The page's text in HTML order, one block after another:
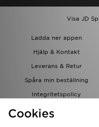
Visa JD
Ladda ner appen
Hjälp & Kontakt
Leverans & Retur
Spåra min beställning
Integritetspolicy
JD-bloggen
Cookies